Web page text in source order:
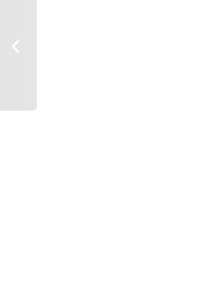
Sònia, asesinada en la